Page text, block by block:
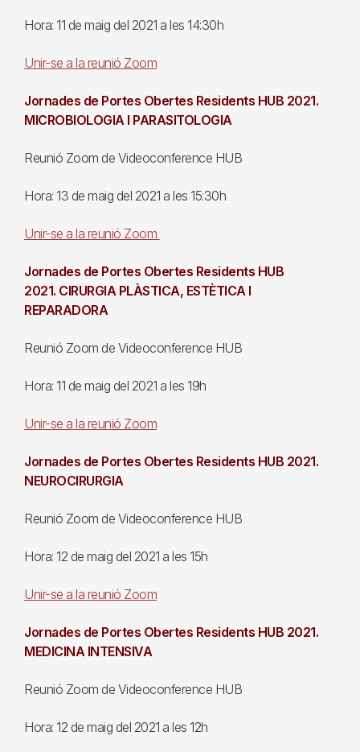
Hora: 11 de maig del 2021 a les 14:30h
Unir-se a la reunió Zoom
Jornades de Portes Obertes Residents HUB 2021.
MICROBIOLOGIA I PARASITOLOGIA
Reunió Zoom de Videoconference HUB
Hora: 13 de maig del 2021 a les 15:30h
Unir-se a la reunió Zoom
Jornades de Portes Obertes Residents HUB
2021. CIRURGIA PLÀSTICA, ESTÈTICA I
REPARADORA
Reunió Zoom de Videoconference HUB
Hora: 11 de maig del 2021 a les 19h
Unir-se a la reunió Zoom
Jornades de Portes Obertes Residents HUB 2021.
NEUROCIRURGIA
Reunió Zoom de Videoconference HUB
Hora: 12 de maig del 2021 a les 15h
Unir-se a la reunió Zoom
Jornades de Portes Obertes Residents HUB 2021.
MEDICINA INTENSIVA
Reunió Zoom de Videoconference HUB
Hora: 12 de maig del 2021 a les 12h